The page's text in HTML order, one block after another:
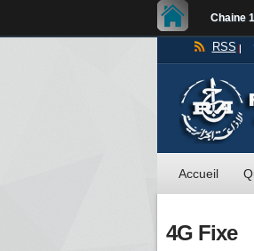
Chaine 1
RSS
Accueil
4G Fixe